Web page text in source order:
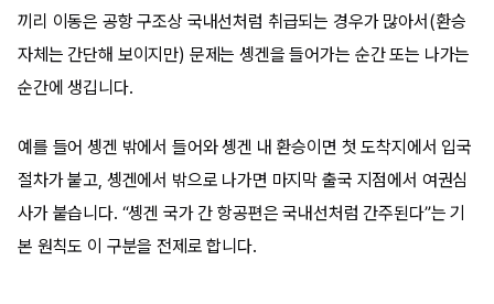
끼리 이동은 공항 구조상 국내선처럼 취급되는 경우가 많아서(환승
자체는 간단해 보이지만) 문제는 솅겐을 들어가는 순간 또는 나가는
순간에 생깁니다.
예를 들어 솅겐 밖에서 들어와 솅겐 내 환승이면 첫 도착지에서 입국
절차가 붙고, 솅겐에서 밖으로 나가면 마지막 출국 지점에서 여권심
사가 붙습니다. “솅겐 국가 간 항공편은 국내선처럼 간주된다”는 기
본 원칙도 이 구분을 전제로 합니다.